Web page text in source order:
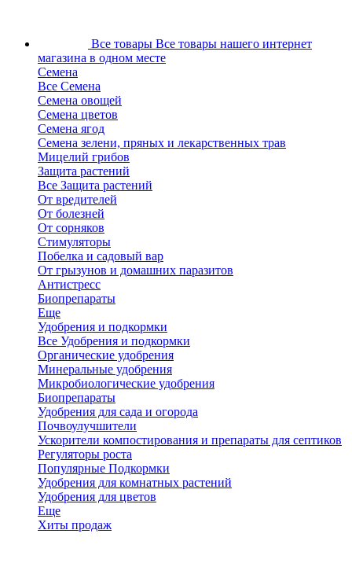
Все товары Все товары нашего интернет
магазина в одном месте
Семена
Все Семена
Семена овощей
Семена цветов
Семена ягод
Семена зелени, пряных и лекарственных трав
Мицелий грибов
Защита растений
Все Защита растений
От вредителей
От болезней
От сорняков
Стимуляторы
Побелка и садовый вар
От грызунов и домашних паразитов
Антистресс
Биопрепараты
Еще
Удобрения и подкормки
Все Удобрения и подкормки
Органические удобрения
Минеральные удобрения
Микробиологические удобрения
Биопрепараты
Удобрения для сада и огорода
Почвоулучшители
Ускорители компостирования и препараты для септиков
Регуляторы роста
Популярные Подкормки
Удобрения для комнатных растений
Удобрения для цветов
Еще
Хиты продаж